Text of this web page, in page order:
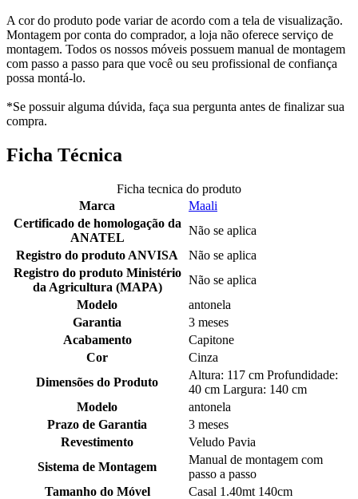
A cor do produto pode variar de acordo com a tela de visualização.
Montagem por conta do comprador, a loja não oferece serviço de
montagem. Todos os nossos móveis possuem manual de montagem
com passo a passo para que você ou seu profissional de confiança
possa montá-lo.
*Se possuir alguma dúvida, faça sua pergunta antes de finalizar sua
compra.
Ficha Técnica
Ficha tecnica do produto
Marca
Maali
Certificado de homologação da
ANATEL
Não se aplica
Registro do produto ANVISA
Não se aplica
Registro do produto Ministério
da Agricultura (MAPA)
Não se aplica
Modelo
antonela
Garantia
3 meses
Acabamento
Capitone
Cor
Cinza
Dimensões do Produto
Altura: 117 cm Profundidade:
40 cm Largura: 140 cm
Modelo
antonela
Prazo de Garantia
3 meses
Revestimento
Veludo Pavia
Sistema de Montagem
Manual de montagem com
passo a passo
Tamanho do Móvel
Casal 1.40mt 140cm